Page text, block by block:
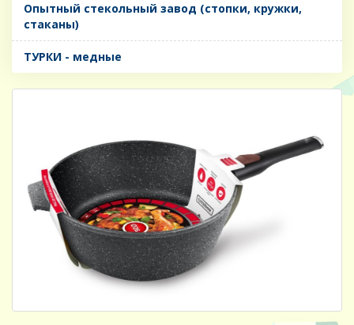
Опытный стекольный завод (стопки, кружки,
стаканы)
ТУРКИ - медные